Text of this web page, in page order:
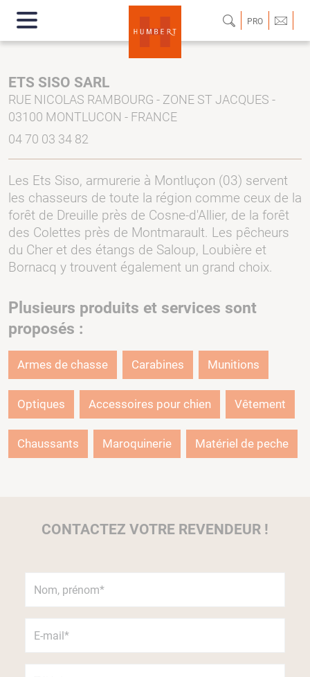
PRO
ETS SISO SARL
RUE NICOLAS RAMBOURG - ZONE ST JACQUES -
03100 MONTLUCON - FRANCE
04 70 03 34 82
Les Ets Siso, armurerie à Montluçon (03) servent
les chasseurs de toute la région comme ceux de la
forêt de Dreuille près de Cosne-d'Allier, de la forêt
des Colettes près de Montmarault. Les pêcheurs
du Cher et des étangs de Saloup, Loubière et
Bornacq y trouvent également un grand choix.
Plusieurs produits et services sont
proposés :
Armes de chasse Carabines Munitions
Optiques Accessoires pour chien Vêtement
Chaussants Maroquinerie Matériel de peche
CONTACTEZ VOTRE REVENDEUR !